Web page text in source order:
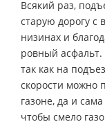
Всякий раз,
старую дорогу
низинах и
ровный асфальт.
так как на
скорости можно
газоне, да и
чтобы смело